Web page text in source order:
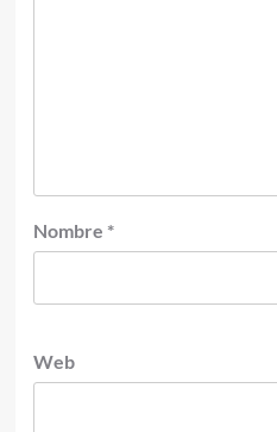
Nombre *
Web